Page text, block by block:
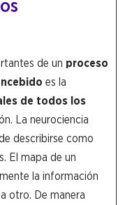
de un proceso
es la
de todos los
La neurociencia
describirse como
El mapa de un
la información
otro. De manera